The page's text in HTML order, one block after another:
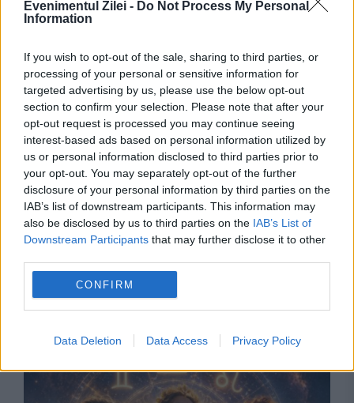
Evenimentul Zilei - Do Not Process My Personal
Information
If you wish to opt-out of the sale, sharing to third parties, or
processing of your personal or sensitive information for
targeted advertising by us, please use the below opt-out
section to confirm your selection. Please note that after your
opt-out request is processed you may continue seeing
interest-based ads based on personal information utilized by
us or personal information disclosed to third parties prior to
your opt-out. You may separately opt-out of the further
disclosure of your personal information by third parties on the
IAB’s list of downstream participants. This information may
also be disclosed by us to third parties on the IAB’s List of
Downstream Participants that may further disclose it to other
CONFIRM
Data Deletion Data Access Privacy Policy
Recomandările noastre